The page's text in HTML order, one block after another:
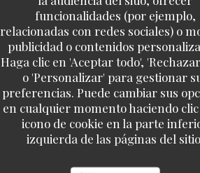
funcionalidades (por ejemplo,
relacionadas con redes sociales) o
publicidad o contenidos
Haga clic en 'Aceptar todo',
o 'Personalizar' para gestionar
preferencias. Puede cambiar sus
en cualquier momento haciendo
icono de cookie en la parte
izquierda de las páginas del
1 2 3